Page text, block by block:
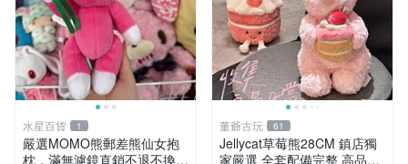
水星百貨 1
嚴選MOMO熊郵差熊仙女抱
枕，滿無濾鏡直銷不退不換
董爺古玩 61
Jellycat草莓熊28CM 鎮店獨
家嚴選 全套配備完整 高品質